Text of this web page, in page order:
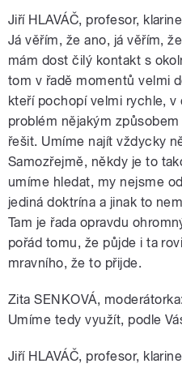
Jiří HLAVÁČ, profesor,
Já věřím, že ano, já věřím,
mám dost čilý kontakt s
tom v řadě momentů velmi
kteří pochopí velmi rychle,
problém nějakým
řešit. Umíme najít vždycky
Samozřejmě, někdy je to
umíme hledat, my nejsme
jediná doktrína a jinak to
Tam je řada opravdu
pořád tomu, že půjde i ta
mravního, že to přijde.
Zita SENKOVÁ, moderátorka:
Umíme tedy využít, podle
Jiří HLAVÁČ, profesor,